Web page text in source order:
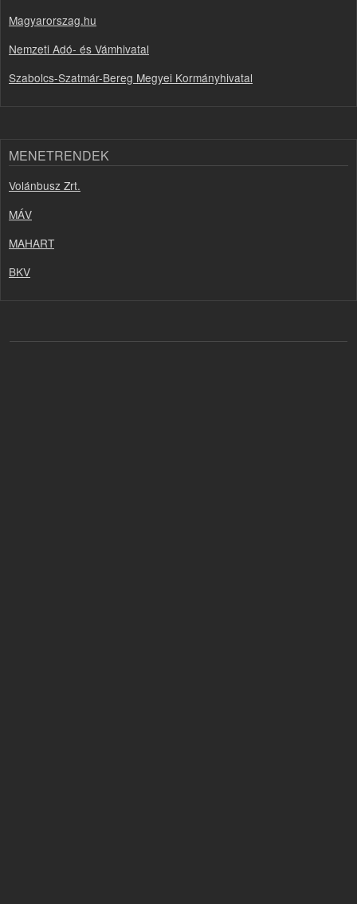
Magyarorszag.hu
Nemzeti Adó- és Vámhivatal
Szabolcs-Szatmár-Bereg Megyei Kormányhivatal
MENETRENDEK
Volánbusz Zrt.
MÁV
MAHART
BKV